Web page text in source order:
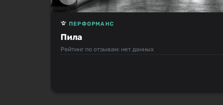
Пила
ПЕРФОРМАНС
Рейтинг по отзывам: нет данных